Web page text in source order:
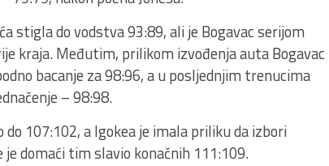
stigla do vodstva 93:89, ali je Bogavac serijom
kraja. Međutim, prilikom izvođenja auta Bogavac
bacanje za 98:96, a u posljednjim trenucima
– 98:98.
107:102, a Igokea je imala priliku da izbori
domaći tim slavio konačnih 111:109.